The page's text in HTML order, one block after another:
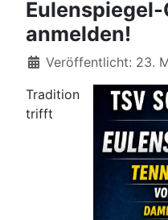
anmelden!
Details
Veröffentlicht: 23.
Tradition
trifft